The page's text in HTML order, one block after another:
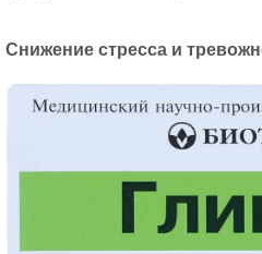
Снижение стресса и